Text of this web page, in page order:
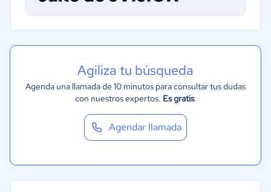
Aeroespacial y defensa
Moda y textiles
Agiliza tu búsqueda
Agenda una llamada de 10 minutos para consultar tus dudas
con nuestros expertos. Es gratis.
Agendar llamada